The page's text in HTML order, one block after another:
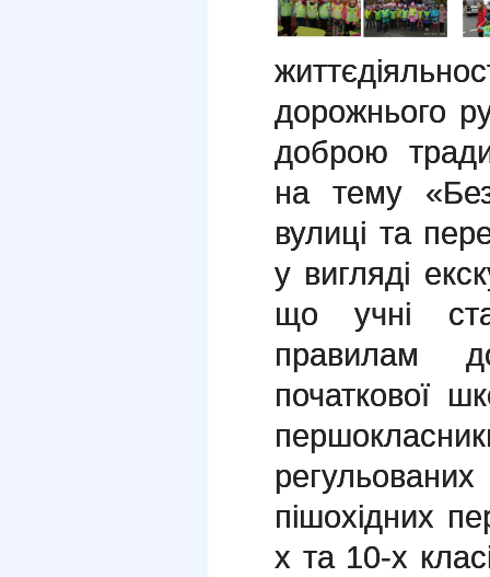
дорожнього
доброю
на тему
вулиці та
у вигляді
що учні
правилам
початкової
пішохідних
х та 10-х